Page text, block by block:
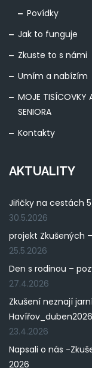
Povídky
Jak to funguje
Zkuste to s námi
Umím a nabízím
MOJE TISÍCOVKY
SENIORA
Kontakty
AKTUALITY
Jiřičky na cestách
30.5.2026
projekt Zkušených
25.5.2026
Den s rodinou –
27.4.2026
Zkušení neznají
Havířov_duben2026
23.4.2026
Napsali o nás -
2026